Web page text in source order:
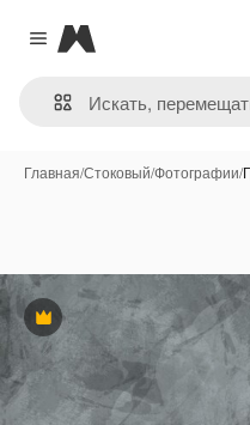
Close menu
Magnific
Главная/Стоковый/Фотографии/
Премиум